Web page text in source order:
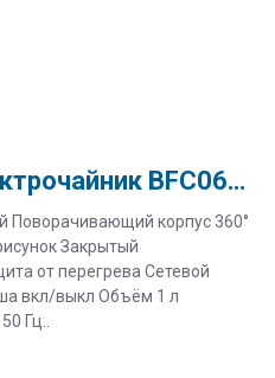
Керамический электрочайник BFC060-1 "Колокольчик"
Поворачивающий корпус 360°
Закрытый
от перегрева Сетевой
вкл/выкл Объём 1 л
Гц..